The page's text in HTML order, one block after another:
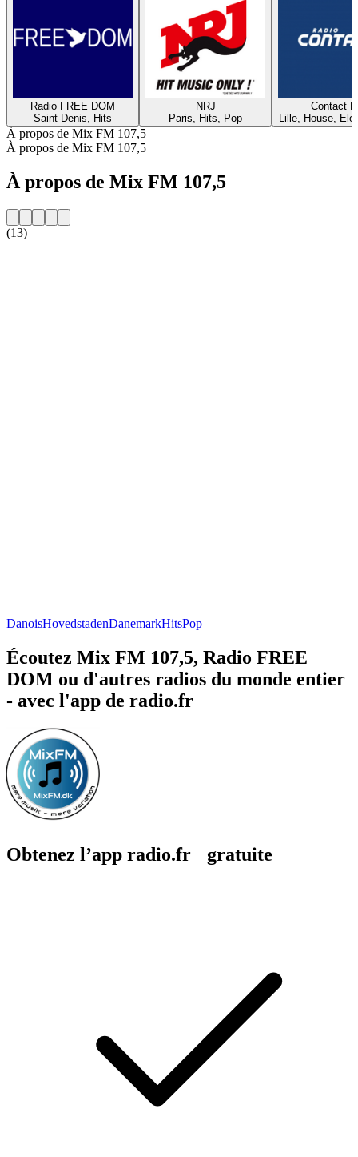
Radio FREE DOM
Saint-Denis, Hits
NRJ
Paris, Hits, Pop
Contact
Lille, House,
À propos de Mix FM 107,5
À propos de Mix FM 107,5
À propos de Mix FM 107,5
(13)
DanoisHovedstadenDanemarkHitsPop
Écoutez Mix FM 107,5, Radio FREE
DOM ou d'autres radios du monde entier
- avec l'app de radio.fr
Obtenez l’app radio.fr gratuite